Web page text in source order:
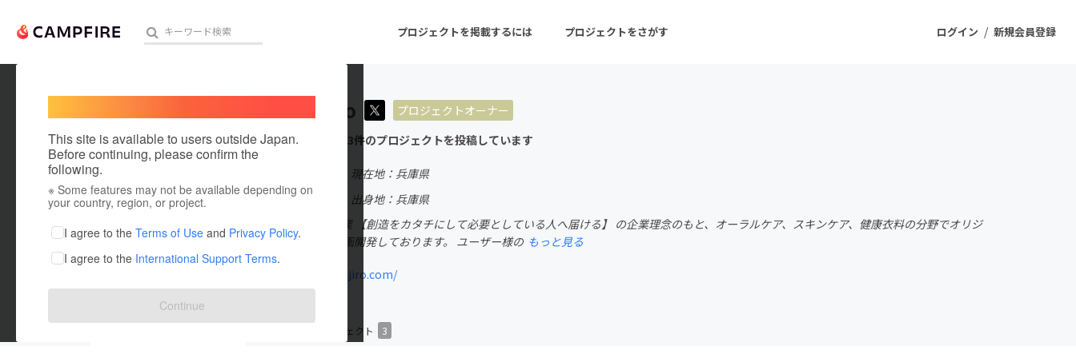
ログイン / 新規会員登録
プロジェクトを掲載するには プロジェクトをさがす
人気のプロジェクト 注目のリターン 注目の新着プロジェクト
アート・写真 音楽
テクノロジー・ガジェット
ゲーム・サービス開発 フード・飲食店
ファッション
映像・映画
ビジネス・起業
まちづくり・地域活性化
This site is available to users outside Japan.
Before continuing, please confirm the
following.
※ Some features may not be available depending on
your country, region, or project.
I agree to the Terms of Use and Privacy Policy.
I agree to the International Support Terms.
Continue
kichijiro
プロジェクトオーナー
これまでに3件のプロジェクトを投稿しています
現在地：兵庫県
出身国：日本
出身地：兵庫県
2020年2月創業 【創造をカタチにして必要としている人へ届ける】 の企業理念のもと、オーラルケア、スキンケア、健康衣料の分野でオリジ
ナル製品を企画開発しております。 ユーザー様の もっと見る
www.kichijiro.com/
プロジェクト 3